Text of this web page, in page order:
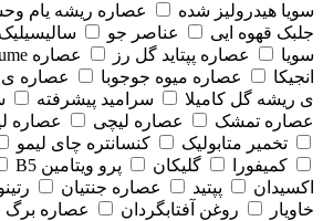
سویا هیدرولیز شده
عصاره ریشه یام
جلبک قهوه ایی
عناصر جو
سویا
عصاره پپتاید گل رز عصاره Natsume
انجیکا
عصاره میوه جوجوبا عصاره ی Ashitaba
ی ریشه گل کامیلا
سرامید پیشرفته
عصاره تمشک
عصاره لیچی عصاره
تخمیر متابولیک
کنسانتره چای لیمو
کمیفورا
گلیکان پرو ویتامین B5
اکسیدان
پپتید عصاره جنتیان
خاویار
روغن آفتابگردان عصاره برگ